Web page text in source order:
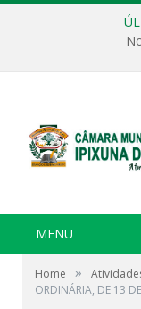
MENU
Home »
ORDINÁRIA, DE 13